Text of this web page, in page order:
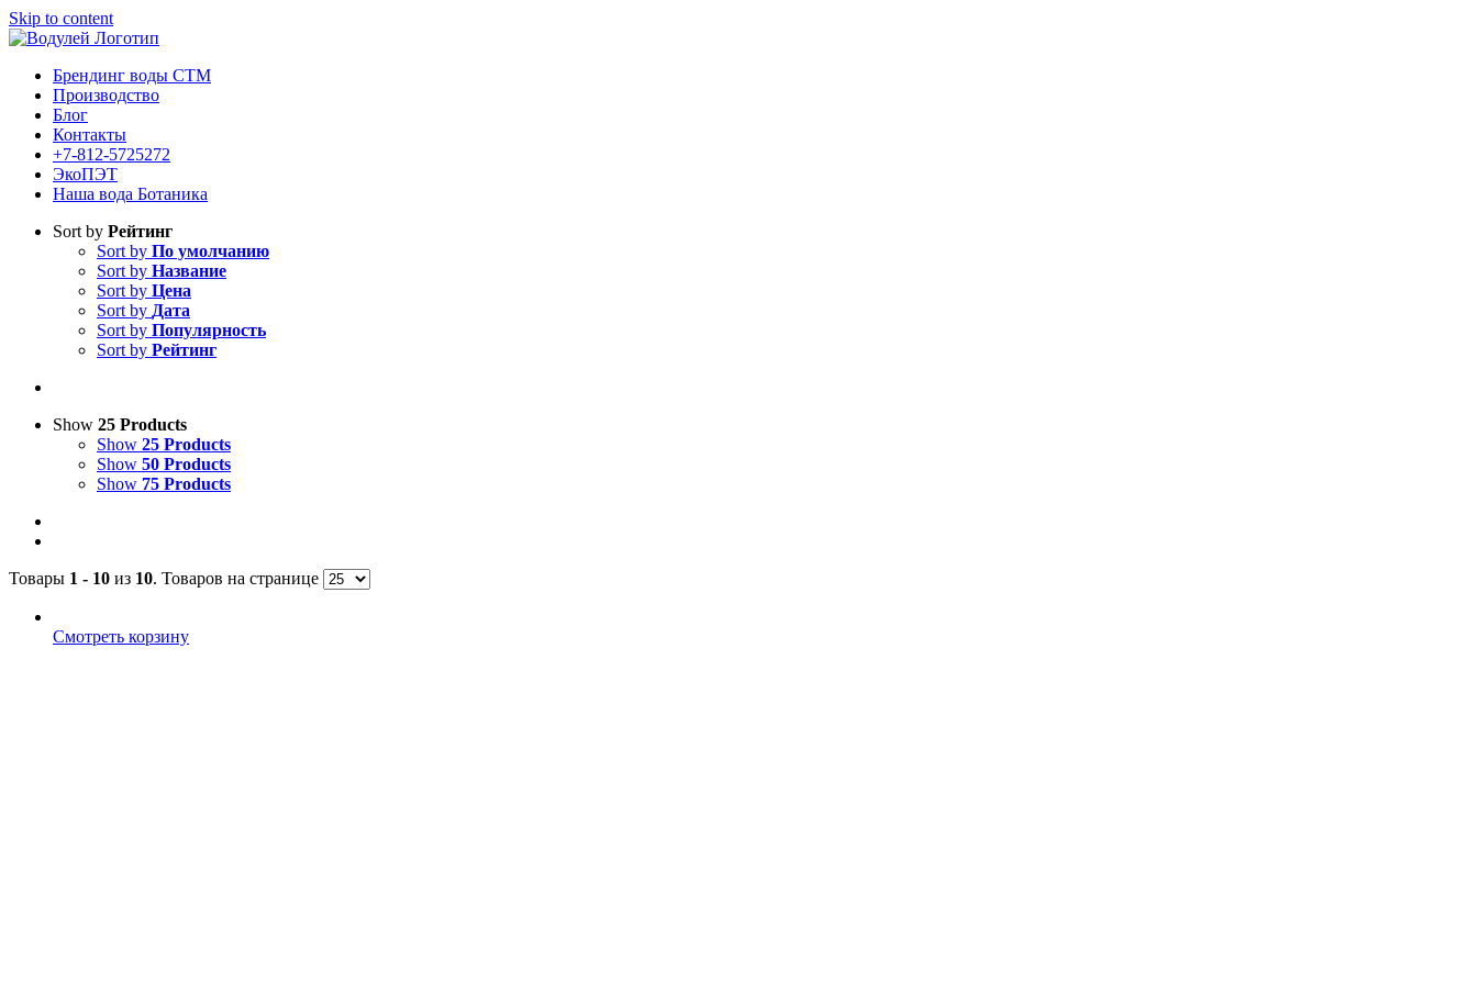
Skip to content
Брендинг воды СТМ
Производство
Блог
Контакты
+7-812-5725272
ЭкоПЭТ
Наша вода Ботаника
Sort by Рейтинг
Sort by По умолчанию
Sort by Название
Sort by Цена
Sort by Дата
Sort by Популярность
Sort by Рейтинг
Show 25 Products
Show 25 Products
Show 50 Products
Show 75 Products
Товары 1 - 10 из 10. Товаров на странице
Смотреть корзину